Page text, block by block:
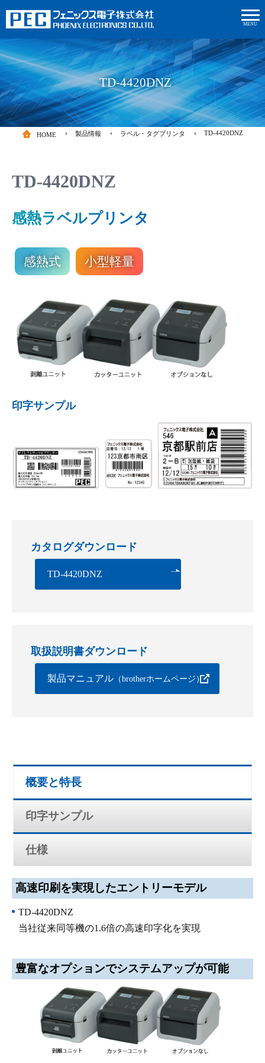
MENU
TD-4420DNZ
HOME 製品情報 ラベル・タグプリンタ TD-4420DNZ
TD-4420DNZ
感熱ラベルプリンタ
感熱式 小型軽量
印字サンプル
カタログダウンロード
TD-4420DNZ
取扱説明書ダウンロード
製品マニュアル （brotherホームページ）
概要と特長
印字サンプル
仕様
高速印刷を実現したエントリーモデル
TD-4420DNZ
当社従来同等機の1.6倍の高速印字化を実現
豊富なオプションでシステムアップが可能